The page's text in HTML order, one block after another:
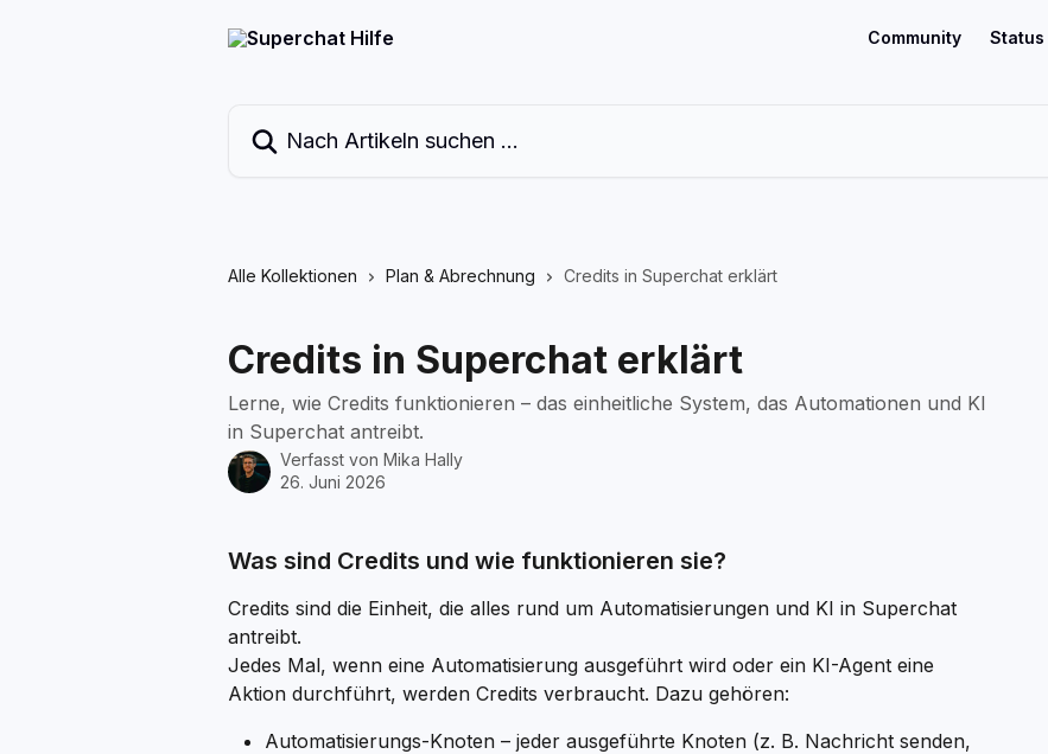
Community Status
Alle Kollektionen Plan & Abrechnung Credits in Superchat erklärt
Credits in Superchat erklärt
Lerne, wie Credits funktionieren – das einheitliche System, das Automationen und KI
in Superchat antreibt.
Verfasst von Mika Hally
26. Juni 2026
Was sind Credits und wie funktionieren sie?
Credits sind die Einheit, die alles rund um Automatisierungen und KI in Superchat
antreibt.
Jedes Mal, wenn eine Automatisierung ausgeführt wird oder ein KI-Agent eine
Aktion durchführt, werden Credits verbraucht. Dazu gehören:
Automatisierungs-Knoten – jeder ausgeführte Knoten (z. B. Nachricht senden,